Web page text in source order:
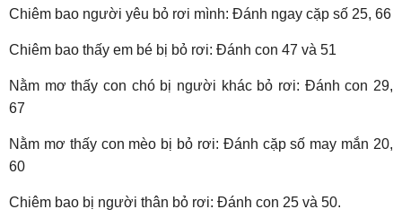
Chiêm bao người yêu bỏ rơi mình: Đánh ngay cặp số 25, 66
Chiêm bao thấy em bé bị bỏ rơi: Đánh con 47 và 51
Nằm mơ thấy con chó bị người khác bỏ rơi: Đánh con 29,
67
Nằm mơ thấy con mèo bị bỏ rơi: Đánh cặp số may mắn 20,
60
Chiêm bao bị người thân bỏ rơi: Đánh con 25 và 50.